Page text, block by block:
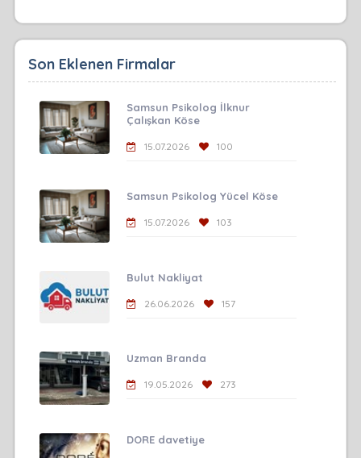
Son Eklenen Firmalar
Samsun Psikolog İlknur
Çalışkan Köse
15.07.2026 100
Samsun Psikolog Yücel Köse
15.07.2026 103
Bulut Nakliyat
26.06.2026 157
Uzman Branda
19.05.2026 273
DORE davetiye